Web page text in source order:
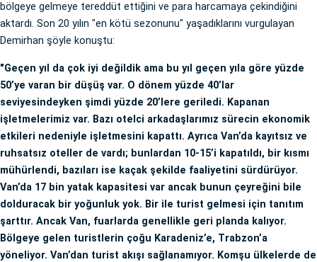
bölgeye gelmeye tereddüt ettiğini ve para harcamaya çekindiğini
aktardı. Son 20 yılın "en kötü sezonunu" yaşadıklarını vurgulayan
Demirhan şöyle konuştu:
"Geçen yıl da çok iyi değildik ama bu yıl geçen yıla göre yüzde
50’ye varan bir düşüş var. O dönem yüzde 40’lar
seviyesindeyken şimdi yüzde 20’lere geriledi. Kapanan
işletmelerimiz var. Bazı otelci arkadaşlarımız sürecin ekonomik
etkileri nedeniyle işletmesini kapattı. Ayrıca Van’da kayıtsız ve
ruhsatsız oteller de vardı; bunlardan 10-15’i kapatıldı, bir kısmı
mühürlendi, bazıları ise kaçak şekilde faaliyetini sürdürüyor.
Van’da 17 bin yatak kapasitesi var ancak bunun çeyreğini bile
dolduracak bir yoğunluk yok. Bir ile turist gelmesi için tanıtım
şarttır. Ancak Van, fuarlarda genellikle geri planda kalıyor.
Bölgeye gelen turistlerin çoğu Karadeniz’e, Trabzon’a
yöneliyor. Van’dan turist akışı sağlanamıyor. Komşu ülkelerde de